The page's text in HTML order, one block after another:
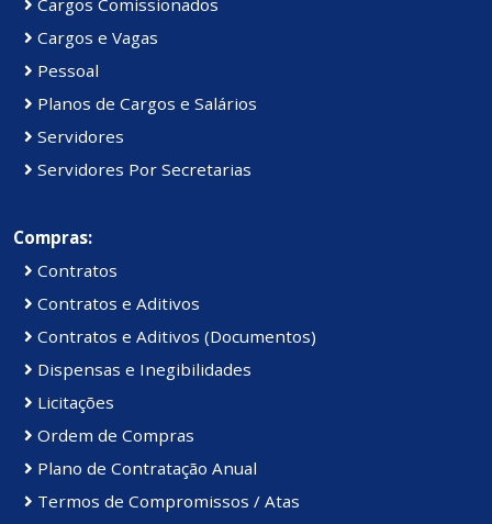
Cargos e Vagas
Pessoal
Planos de Cargos e Salários
Servidores
Servidores Por Secretarias
Compras:
Contratos
Contratos e Aditivos
Contratos e Aditivos (Documentos)
Dispensas e Inegibilidades
Licitações
Ordem de Compras
Plano de Contratação Anual
Termos de Compromissos / Atas